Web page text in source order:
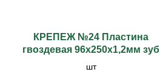
КРЕПЕЖ №24 Пластина
гвоздевая 96х250х1,2мм зуб
шт